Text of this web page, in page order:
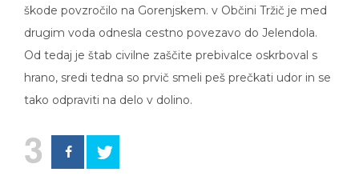
škode povzročilo na Gorenjskem. v Občini Tržič je med
drugim voda odnesla cestno povezavo do Jelendola.
Od tedaj je štab civilne zaščite prebivalce oskrboval s
hrano, sredi tedna so prvič smeli peš prečkati udor in se
tako odpraviti na delo v dolino.
3